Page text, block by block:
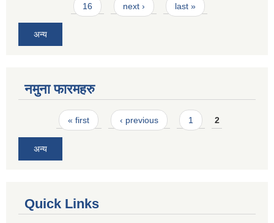
16 next › last »
अन्य
नमुना फारमहरु
Pages« first ‹ previous 1 2
अन्य
Quick Links